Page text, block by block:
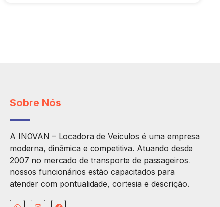
Sobre Nós
A INOVAN – Locadora de Veículos é uma empresa
moderna, dinâmica e competitiva. Atuando desde
2007 no mercado de transporte de passageiros,
nossos funcionários estão capacitados para
atender com pontualidade, cortesia e descrição.